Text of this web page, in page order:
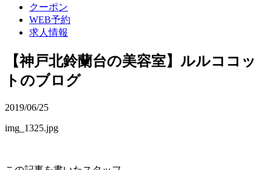
クーポン
WEB予約
求人情報
【神戸北鈴蘭台の美容室】ルルココッ
トのブログ
2019/06/25
img_1325.jpg